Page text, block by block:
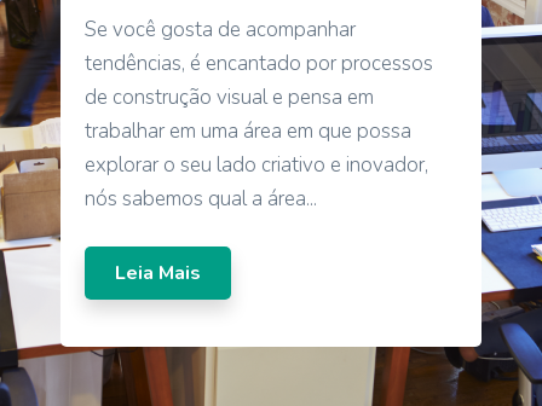
Se você gosta de acompanhar
tendências, é encantado por processos
de construção visual e pensa em
trabalhar em uma área em que possa
explorar o seu lado criativo e inovador,
nós sabemos qual a área...
Leia Mais